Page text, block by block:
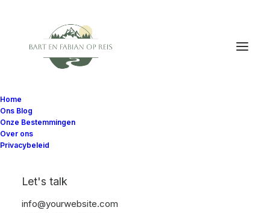
Home
Ons Blog
Onze Bestemmingen
Over ons
Privacybeleid
Let's talk
info@yourwebsite.com